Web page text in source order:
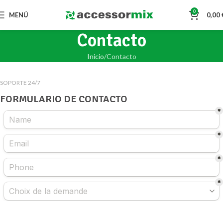
MENÚ 0 0,00
Contacto
Inicio Contacto
SOPORTE 24/7
FORMULARIO DE CONTACTO